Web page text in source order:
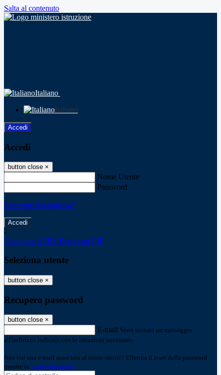
Salta al contenuto
Italiano
Italiano
Accedi
Accedi
button close ×
Nome Utente
Password
Password dimenticata?
-
Entra con SPID Entra con CIE
Seleziona utente
button close ×
Recupero password
button close ×
E-mail Verrà inviato un messaggio
all'indirizzo indicato con le istruzioni necessarie.
Non hai una e-mail associata al nome utente? Effettua il reset della password
tramite la Login Spaggiari